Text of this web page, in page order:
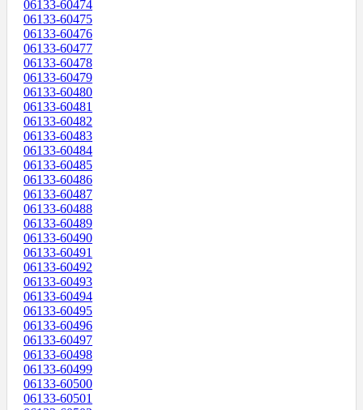
06133-60474
06133-60475
06133-60476
06133-60477
06133-60478
06133-60479
06133-60480
06133-60481
06133-60482
06133-60483
06133-60484
06133-60485
06133-60486
06133-60487
06133-60488
06133-60489
06133-60490
06133-60491
06133-60492
06133-60493
06133-60494
06133-60495
06133-60496
06133-60497
06133-60498
06133-60499
06133-60500
06133-60501